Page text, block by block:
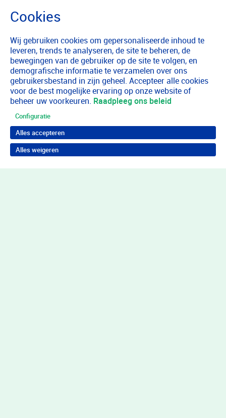
Wij gebruiken cookies om gepersonaliseerde inhoud te
leveren, trends te analyseren, de site te beheren, de
bewegingen van de gebruiker op de site te volgen, en
demografische informatie te verzamelen over ons
gebruikersbestand in zijn geheel. Accepteer alle cookies
voor de best mogelijke ervaring op onze website of
beheer uw voorkeuren. Raadpleeg ons beleid
Configuratie
Alles accepteren
Alles weigeren